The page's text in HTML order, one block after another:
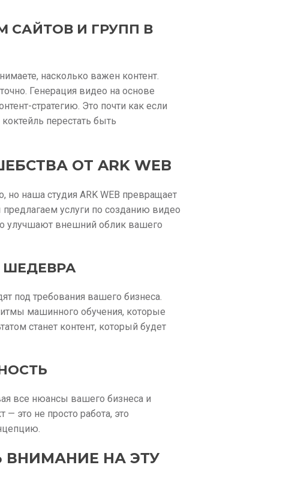
САЙТОВ И ГРУПП В
насколько важен контент.
Генерация видео на основе
стратегию. Это почти как если
перестать быть
ОТ ARK WEB
наша студия ARK WEB превращает
услуги по созданию видео
улучшают внешний облик вашего
ШЕДЕВРА
под требования вашего бизнеса.
машинного обучения, которые
станет контент, который будет
все нюансы вашего бизнеса и
это не просто работа, это
ВНИМАНИЕ НА ЭТУ